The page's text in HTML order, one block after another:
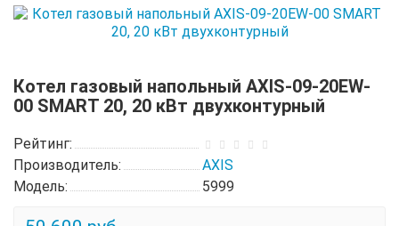
Котел газовый напольный AXIS-09-20EW-
00 SMART 20, 20 кВт двухконтурный
Рейтинг:
Производитель:
AXIS
Модель:
5999